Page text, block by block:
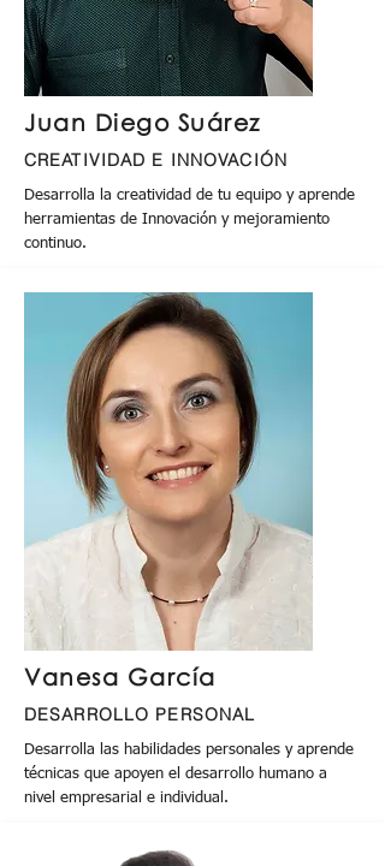
Juan Diego Suárez
CREATIVIDAD E INNOVACIÓN
Desarrolla la creatividad de tu equipo y aprende
herramientas de Innovación y mejoramiento
continuo.
Vanesa García
DESARROLLO PERSONAL
Desarrolla las habilidades personales y aprende
técnicas que apoyen el desarrollo humano a
nivel empresarial e individual.